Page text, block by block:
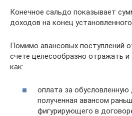
Конечное сальдо показывает
доходов на конец установленного
Помимо авансовых поступлений
счете целесообразно отражать
как:
оплата за обусловленную
полученная авансом
фигурирующего в